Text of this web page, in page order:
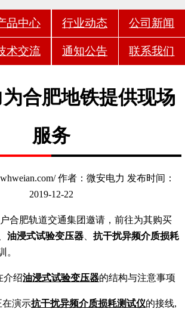
品中心 行业动态 公司新闻
术交流 通知公告 联系我们
合肥地铁提供现场
服务
作者：微安电力 发布时间：
2019-12-22
合肥轨道交通集团邀请，前往为其购买
、油浸式试验变压器 、抗干扰异频介质损耗
。
介绍油浸式试验变压器的结构与注意事项
在演示抗干扰异频介质损耗测试仪的接线,